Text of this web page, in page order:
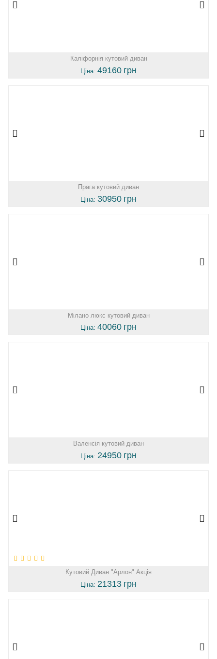
Каліфорнія кутовий диван
Ціна: 49160 грн
Прага кутовий диван
Ціна: 30950 грн
Мілано люкс кутовий диван
Ціна: 40060 грн
Валенсія кутовий диван
Ціна: 24950 грн
Кутовий Диван "Арлон" Акція
Ціна: 21313 грн